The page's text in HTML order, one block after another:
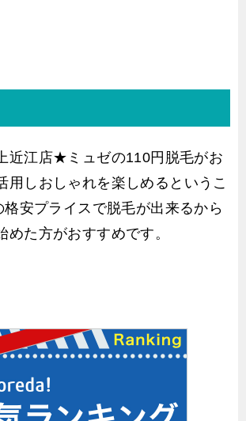
近江店★ミュゼの110円脱毛がお
用しおしゃれを楽しめるというこ
格安プライスで脱毛が出来るから
めた方がおすすめです。